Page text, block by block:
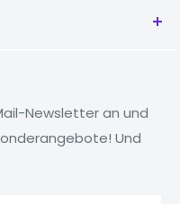
Newsletter an und
Und